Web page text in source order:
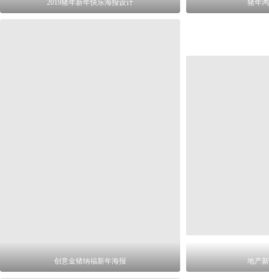
2019猪年新年快乐海报设计 猪年
创意金猪纳福新年海报 地产